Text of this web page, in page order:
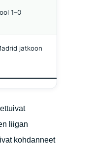
1–0
jatkoon
liigan
kohdanneet